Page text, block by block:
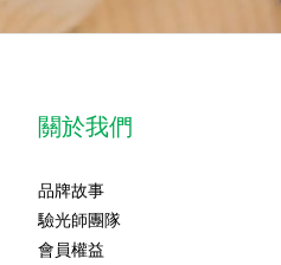
關於我們
品牌故事
驗光師團隊
會員權益